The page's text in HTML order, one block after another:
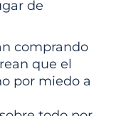
de
comprando
que el
por miedo a